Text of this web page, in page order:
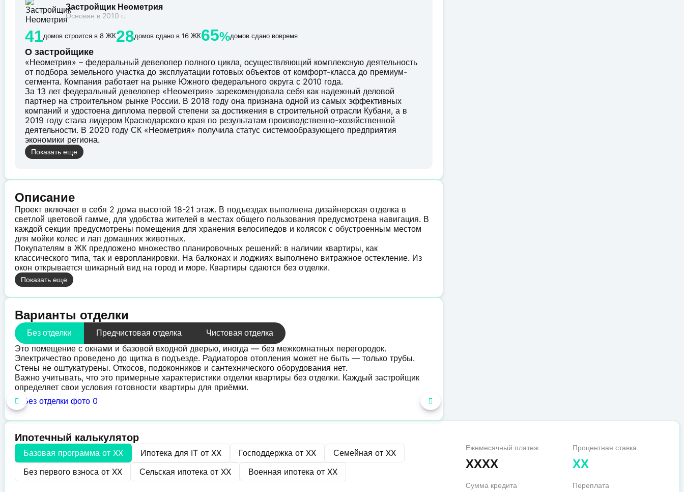
Застройщик Неометрия
Основан в 2010 г.
41домов строится в 8 ЖК28домов сдано в 16 ЖК65%домов сдано вовремя
О застройщике
«Неометрия» – федеральный девелопер полного цикла, осуществляющий комплексную деятельность
от подбора земельного участка до эксплуатации готовых объектов от комфорт-класса до премиум-
сегмента. Компания работает на рынке Южного федерального округа с 2010 года.
За 13 лет федеральный девелопер «Неометрия» зарекомендовала себя как надежный деловой
партнер на строительном рынке России. В 2018 году она признана одной из самых эффективных
компаний и удостоена диплома первой степени за достижения в строительной отрасли Кубани, а в
2019 году стала лидером Краснодарского края по результатам производственно-хозяйственной
деятельности. В 2020 году СК «Неометрия» получила статус системообразующего предприятия
экономики региона.
Показать еще
Описание
Проект включает в себя 2 дома высотой 18-21 этаж. В подъездах выполнена дизайнерская отделка в
светлой цветовой гамме, для удобства жителей в местах общего пользования предусмотрена навигация. В
каждой секции предусмотрены помещения для хранения велосипедов и колясок с обустроенным местом
для мойки колес и лап домашних животных.
Покупателям в ЖК предложено множество планировочных решений: в наличии квартиры, как
классического типа, так и европланировки. На балконах и лоджиях выполнено витражное остекление. Из
окон открывается шикарный вид на город и море. Квартиры сдаются без отделки.
Показать еще
Варианты отделки
Без отделки Предчистовая отделка Чистовая отделка
Это помещение с окнами и базовой входной дверью, иногда — без межкомнатных перегородок.
Электричество проведено до щитка в подъезде. Радиаторов отопления может не быть — только трубы.
Стены не оштукатурены. Откосов, подоконников и сантехнического оборудования нет.
Важно учитывать, что это примерные характеристики отделки квартиры без отделки. Каждый застройщик
определяет свои условия готовности квартиры для приёмки.
Ипотечный калькулятор
Базовая программа от XX Ипотека для IT от XX Господдержка от XX Семейная от XX
Без первого взноса от XX Сельская ипотека от XX Военная ипотека от XX
Ежемесячный платеж
XXXX
Процентная ставка
XX
Сумма кредита Переплата